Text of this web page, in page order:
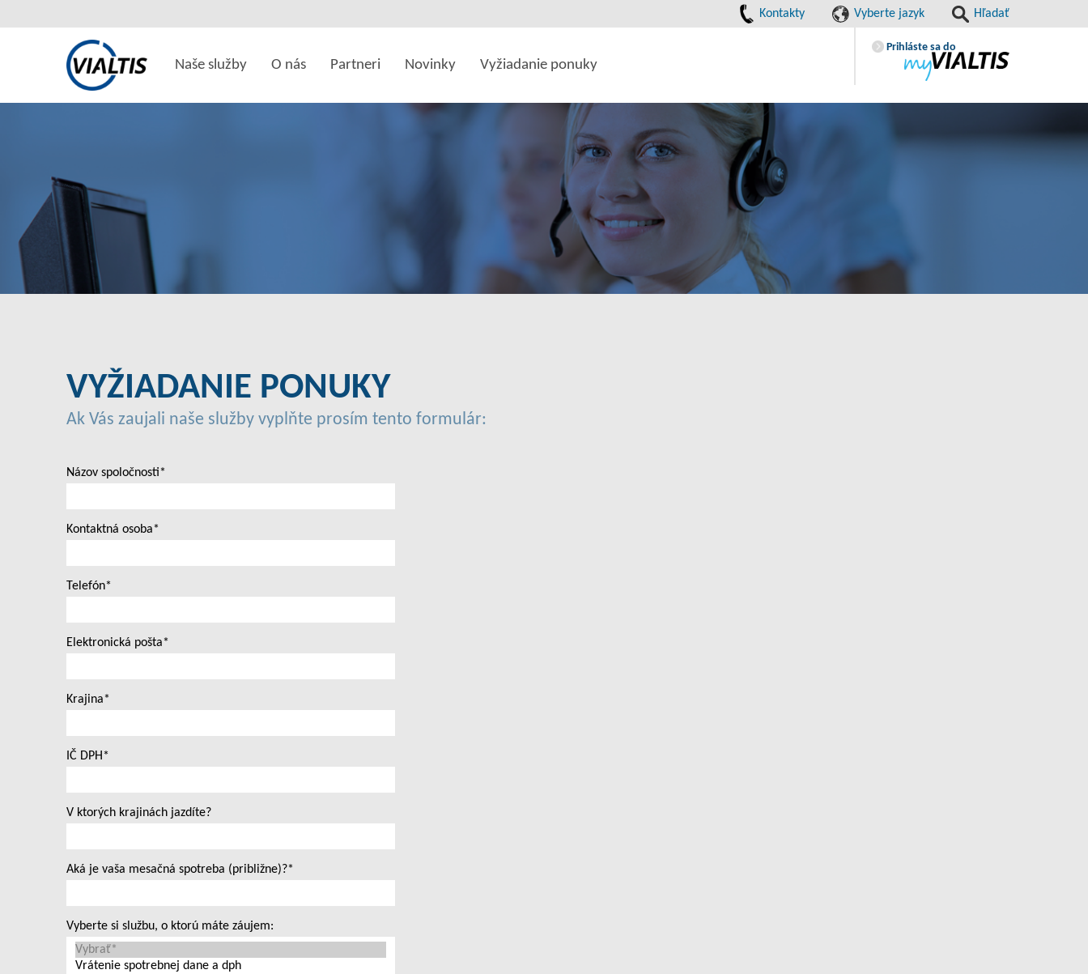
Kontakty Vyberte jazyk Hľadať
Naše služby O nás Partneri Novinky Vyžiadanie ponuky
Prihláste sa do
VYŽIADANIE PONUKY
Ak Vás zaujali naše služby vyplňte prosím tento formulár:
Názov spoločnosti*
Kontaktná osoba*
Telefón*
Elektronická pošta*
Krajina*
IČ DPH*
V ktorých krajinách jazdíte?
Aká je vaša mesačná spotreba (približne)?*
Vyberte si službu, o ktorú máte záujem: